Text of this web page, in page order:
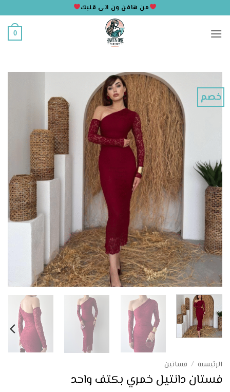
للمحتوى
من هافن ون الى قلبك
0
خصم
الرئيسية / فساتين
فستان دانتيل خمري بكتف واحد